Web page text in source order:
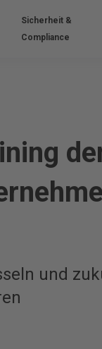
Sicherheit &
Compliance
und